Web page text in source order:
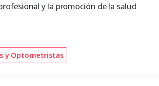
y la promoción de la salud
y Optometristas